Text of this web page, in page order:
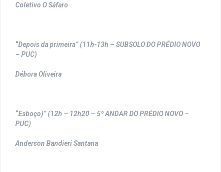
Coletivo O Sáfaro
“Depois da primeira” (11h-13h – SUBSOLO DO PRÉDIO NOVO
– PUC)
Débora Oliveira
“Esboço)” (12h – 12h20 – 5º ANDAR DO PRÉDIO NOVO –
PUC)
Anderson Bandieri Santana